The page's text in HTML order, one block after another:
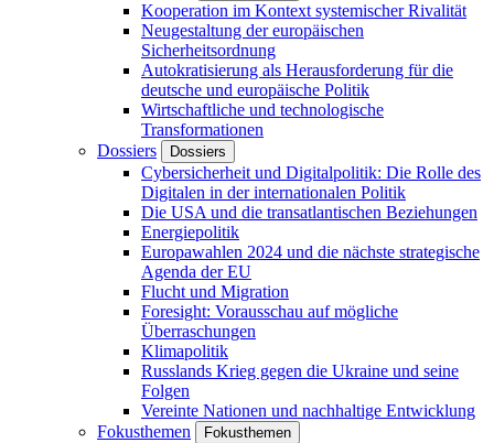
Kooperation im Kontext systemischer Rivalität
Neugestaltung der europäischen
Sicherheitsordnung
Autokratisierung als Herausforderung für die
deutsche und europäische Politik
Wirtschaftliche und technologische
Transformationen
Dossiers
Dossiers
Cybersicherheit und Digitalpolitik: Die Rolle des
Digitalen in der internationalen Politik
Die USA und die transatlantischen Beziehungen
Energiepolitik
Europawahlen 2024 und die nächste strategische
Agenda der EU
Flucht und Migration
Foresight: Vorausschau auf mögliche
Überraschungen
Klimapolitik
Russlands Krieg gegen die Ukraine und seine
Folgen
Vereinte Nationen und nachhaltige Entwicklung
Fokusthemen
Fokusthemen